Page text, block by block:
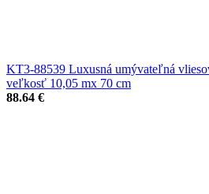
KT3-88539 Luxusná umývateľná
veľkosť 10,05 mx 70 cm
88.64 €